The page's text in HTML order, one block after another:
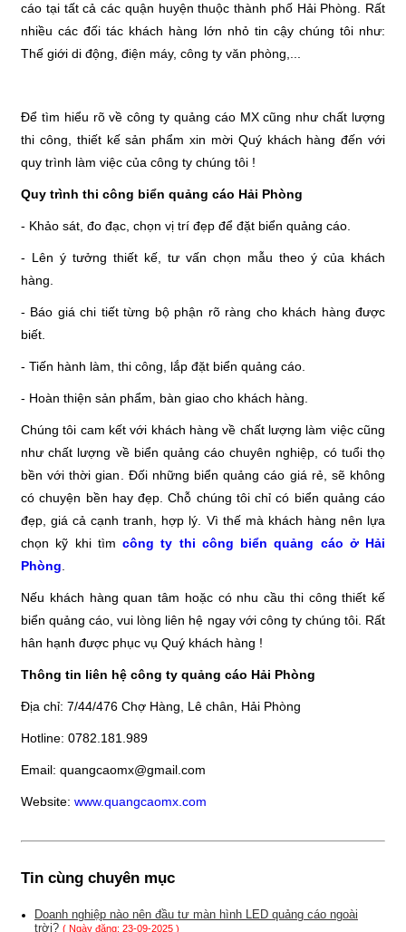
cáo tại tất cả các quận huyện thuộc thành phố Hải Phòng. Rất
nhiều các đối tác khách hàng lớn nhỏ tin cậy chúng tôi như:
Thế giới di động, điện máy, công ty văn phòng,...
Để tìm hiểu rõ về công ty quảng cáo MX cũng như chất lượng
thi công, thiết kế sản phẩm xin mời Quý khách hàng đến với
quy trình làm việc của công ty chúng tôi !
Quy trình thi công biển quảng cáo Hải Phòng
- Khảo sát, đo đạc, chọn vị trí đẹp để đặt biển quảng cáo.
- Lên ý tưởng thiết kế, tư vấn chọn mẫu theo ý của khách
hàng.
- Báo giá chi tiết từng bộ phận rõ ràng cho khách hàng được
biết.
- Tiến hành làm, thi công, lắp đặt biển quảng cáo.
- Hoàn thiện sản phẩm, bàn giao cho khách hàng.
Chúng tôi cam kết với khách hàng về chất lượng làm việc cũng
như chất lượng về biển quảng cáo chuyên nghiệp, có tuổi thọ
bền với thời gian. Đối những biển quảng cáo giá rẻ, sẽ không
có chuyện bền hay đẹp. Chỗ chúng tôi chỉ có biển quảng cáo
đẹp, giá cả cạnh tranh, hợp lý. Vì thế mà khách hàng nên lựa
chọn kỹ khi tìm công ty thi công biển quảng cáo ở Hải
Phòng
Nếu khách hàng quan tâm hoặc có nhu cầu thi công thiết kế
biển quảng cáo, vui lòng liên hệ ngay với công ty chúng tôi. Rất
hân hạnh được phục vụ Quý khách hàng !
Thông tin liên hệ công ty quảng cáo Hải Phòng
Địa chỉ: 7/44/476 Chợ Hàng, Lê chân, Hải Phòng
Hotline: 0782.181.989
Email: quangcaomx@gmail.com
Website: www.quangcaomx.com
Tin cùng chuyên mục
Doanh nghiệp nào nên đầu tư màn hình LED quảng cáo ngoài
trời? ( Ngày đăng: 23-09-2025 )